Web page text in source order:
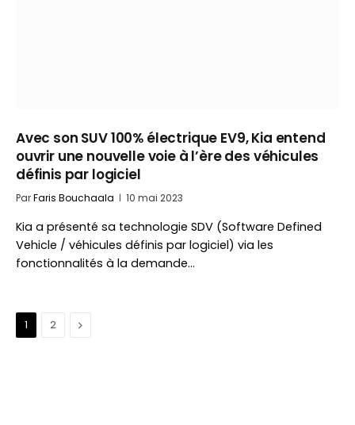
Avec son SUV 100% électrique EV9, Kia entend
ouvrir une nouvelle voie à l’ère des véhicules
définis par logiciel
ParFaris Bouchaala 10 mai 2023
Kia a présenté sa technologie SDV (Software Defined
Vehicle / véhicules définis par logiciel) via les
fonctionnalités à la demande…
1 2 Suivant